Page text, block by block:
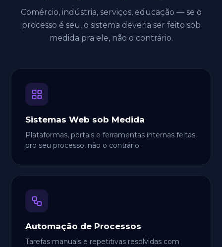
Comércio, indústria, serviços, educação — se o
processo é seu, o sistema deveria ser feito sob
medida pra ele, não o contrário.
Sistemas Web sob Medida
Plataformas, portais e ferramentas internas feitas
pro seu processo, não o contrário.
Automação de Processos
Tarefas manuais e repetitivas resolvidas com